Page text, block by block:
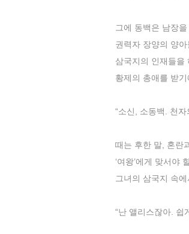
그에 동백은 남장을
권력자 장양의 양
삼국지의 인재들을
황제의 총애를 받
“소신, 소동백. 천
때는 후한 말, 혼란
‘여왕’에게 맞서야
그녀의 삼국지 속
“난 앨리스잖아. 쉽